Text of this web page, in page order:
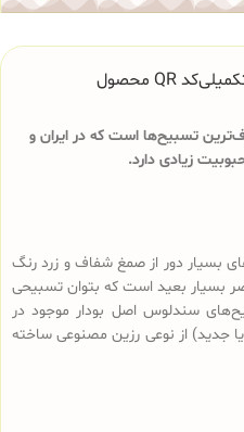
کد QR محصول
تسبیح‌ها است که در ایران و
زیادی دارد.
بسیار دور از صمغ شفاف و زرد رنگ
بسیار بعید است که بتوان تسبیحی
سندلوس‌ اصل بودار موجود در
یا جدید) از نوعی رزین مصنوعی ساخته